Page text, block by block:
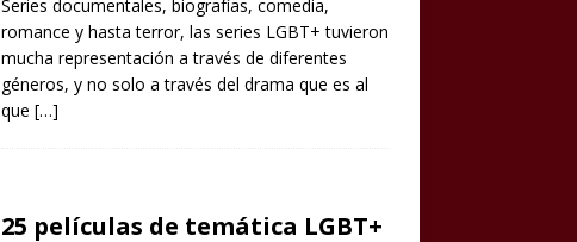
Series documentales, biografías, comedia,
romance y hasta terror, las series LGBT+ tuvieron
mucha representación a través de diferentes
géneros, y no solo a través del drama que es al
que […]
25 películas de temática LGBT+